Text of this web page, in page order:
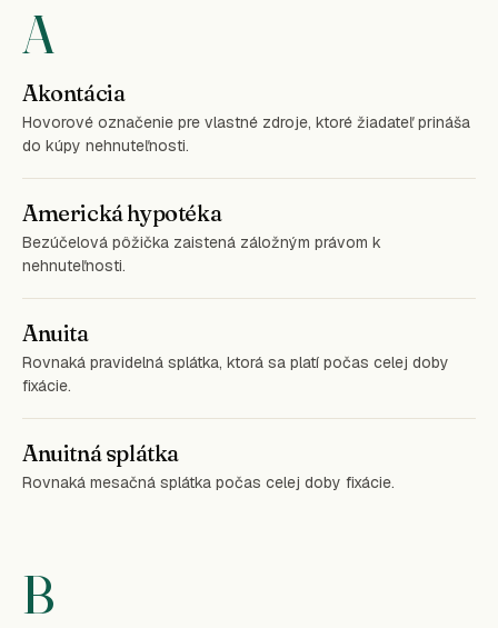
A
Akontácia
Hovorové označenie pre vlastné zdroje, ktoré žiadateľ prináša
do kúpy nehnuteľnosti.
Americká hypotéka
Bezúčelová pôžička zaistená záložným právom k
nehnuteľnosti.
Anuita
Rovnaká pravidelná splátka, ktorá sa platí počas celej doby
fixácie.
Anuitná splátka
Rovnaká mesačná splátka počas celej doby fixácie.
B